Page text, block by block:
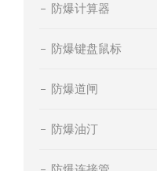
防爆计算器
防爆键盘鼠标
防爆道闸
防爆油汀